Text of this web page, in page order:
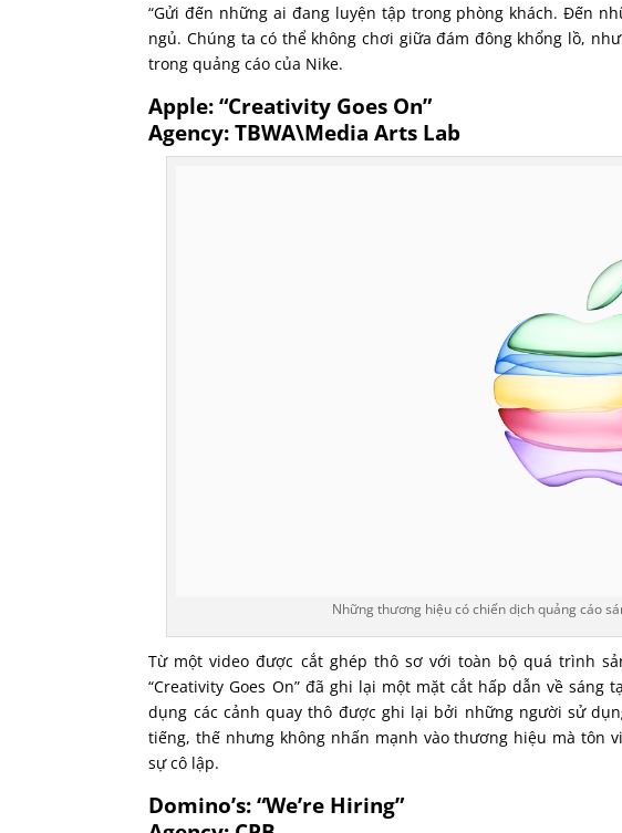
“Gửi đến những ai đang luyện tập trong phòng khách. Đến
ngủ. Chúng ta có thể không chơi giữa đám đông khổng lồ,
trong quảng cáo của Nike.
Apple: “Creativity Goes On”
Agency: TBWA\Media Arts Lab
Những thương hiệu có chiến dịch quảng cáo
Từ một video được cắt ghép thô sơ với toàn bộ quá trình
“Creativity Goes On” đã ghi lại một mặt cắt hấp dẫn về
dụng các cảnh quay thô được ghi lại bởi những người sử
tiếng, thế nhưng không nhấn mạnh vào thương hiệu mà
sự cô lập.
Domino’s: “We’re Hiring”